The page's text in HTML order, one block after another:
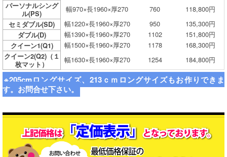
パーソナルシング
ル(PS)
幅970×長1960×厚270 760 118,800円
セミダブル(SD) 幅1220×長1960×厚270 950 135,300円
ダブル(D) 幅1390×長1960×厚270 1102 151,800円
クイーン1(Q1) 幅1500×長1960×厚270 1178 168,300円
クイーン2(Q2)（１
枚マット）
幅1630×長1960×厚270 1254 184,800円
※205cmロングサイズ、213ｃｍロングサイズもお作りできま
す。お問合せ下さい。